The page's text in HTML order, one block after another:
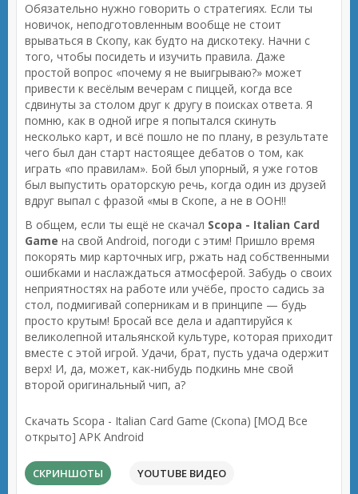
Обязательно нужно говорить о стратегиях. Если ты
новичок, неподготовленным вообще не стоит
врываться в Скопу, как будто на дискотеку. Начни с
того, чтобы посидеть и изучить правила. Даже
простой вопрос «почему я не выигрываю?» может
привести к весёлым вечерам с пиццей, когда все
сдвинуты за столом друг к другу в поисках ответа. Я
помню, как в одной игре я попытался скинуть
несколько карт, и всё пошло не по плану, в результате
чего был дан старт настоящее дебатов о том, как
играть «по правилам». Бой был упорный, я уже готов
был выпустить ораторскую речь, когда один из друзей
вдруг выпал с фразой «мы в Скопе, а не в ООН!!
В общем, если ты ещё не скачал Scopa - Italian Card
Game на свой Android, погоди с этим! Пришло время
покорять мир карточных игр, ржать над собственными
ошибками и наслаждаться атмосферой. Забудь о своих
неприятностях на работе или учёбе, просто садись за
стол, подмигивай соперникам и в принципе — будь
просто крутым! Бросай все дела и адаптируйся к
великолепной итальянской культуре, которая приходит
вместе с этой игрой. Удачи, брат, пусть удача одержит
верх! И, да, может, как-нибудь подкинь мне свой
второй оригинальный чип, а?
Скачать Scopa - Italian Card Game (Скопа) [МОД Все
открыто] APK Android
СКРИНШОТЫ YOUTUBE ВИДЕО